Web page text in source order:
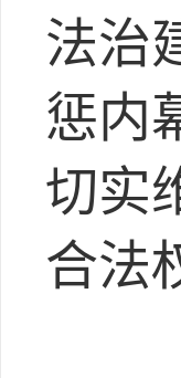
法治
惩内
切实
合法